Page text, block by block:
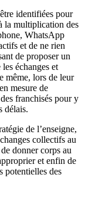
identifiées pour
la multiplication des
WhatsApp
et de ne rien
de proposer un
échanges et
même, lors de leur
mesure de
franchisés pour y
délais.
de l’enseigne,
collectifs au
donner corps au
et enfin de
potentielles des